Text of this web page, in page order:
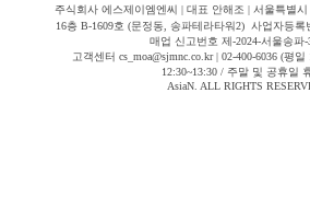
주식회사 에스제이엠엔씨 | 대표 안해조 | 서울특별
16층 B-1609호 (문정동, 송파테라타워2) 사업자등록
매업 신고번호 제-2024-서울송파-
고객센터 cs_moa@sjmnc.co.kr | 02-400-6036 (평
12:30~13:30 / 주말 및 공휴일
AsiaN. ALL RIGHTS